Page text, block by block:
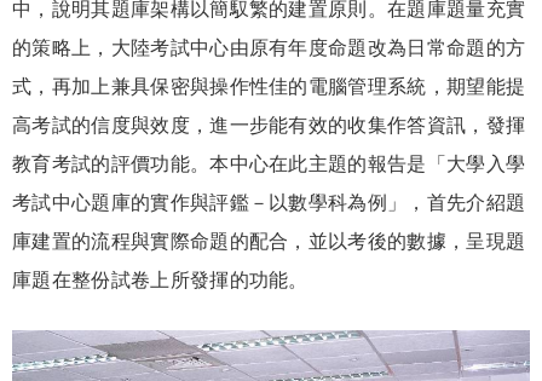
中，說明其題庫架構以簡馭繁的建置原則。在題庫題量充實
的策略上，大陸考試中心由原有年度命題改為日常命題的方
式，再加上兼具保密與操作性佳的電腦管理系統，期望能提
高考試的信度與效度，進一步能有效的收集作答資訊，發揮
教育考試的評價功能。本中心在此主題的報告是「大學入學
考試中心題庫的實作與評鑑－以數學科為例」，首先介紹題
庫建置的流程與實際命題的配合，並以考後的數據，呈現題
庫題在整份試卷上所發揮的功能。